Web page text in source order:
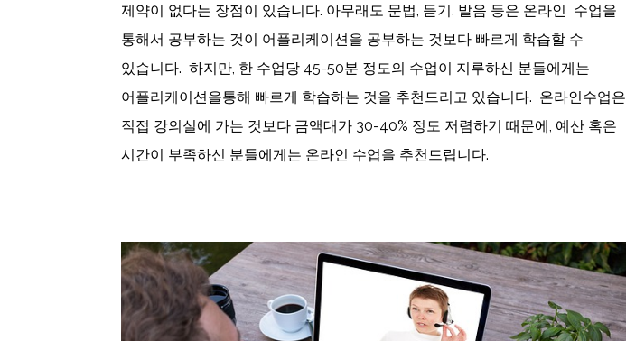
제약이 없다는 장점이 있습니다. 아무래도 문법, 듣기, 발음 등은 온라인 수업을
통해서 공부하는 것이 어플리케이션을 공부하는 것보다 빠르게 학습할 수
있습니다. 하지만, 한 수업당 45-50분 정도의 수업이 지루하신 분들에게는
어플리케이션을통해 빠르게 학습하는 것을 추천드리고 있습니다. 온라인수업은
직접 강의실에 가는 것보다 금액대가 30-40% 정도 저렴하기 때문에, 예산 혹은
시간이 부족하신 분들에게는 온라인 수업을 추천드립니다.